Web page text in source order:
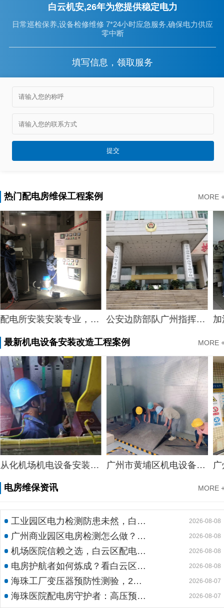
白云机安,26年为您提供稳定电力
日常巡检保养,设备检修维修 7*24小时应急服务,确保电力供应
零中断
填写信息，领取服务
热门配电房维保工程案例 MORE
配电所安装安装专业，专业配电所配电箱维修中心物业配电所配电箱维修案例 公安边防部队广州指挥学校电房维保
最新机电设备安装改造工程案例 MORE
从化机场机电设备安装服务，从化标准大型游乐设施和过山车安装和调试拟定方案分享 广州市黄埔区机电设备维修安装有限公司，广州市黄埔区咖啡店咖啡机和磨豆设备安装案例
电房维保资讯 MORE
工业园区电力检测防患未然，白云机安预防性试验护航安全生产 2026-08-08
广州商业园区电房检测怎么做？预防性试验守护电力安全 2026-08-08
机场医院信赖之选，白云区配电室托管公司护航高频稳定用电 2026-08-08
电房护航者如何炼成？看白云区10kv配电房维保公司如何守护商业园区与地标脉搏 2026-08-08
海珠工厂变压器预防性测验，24小时生产不断电的守护神 2026-08-07
海珠医院配电房守护者：高压预防性试验如何规避呼吸机停摆风险 2026-08-07